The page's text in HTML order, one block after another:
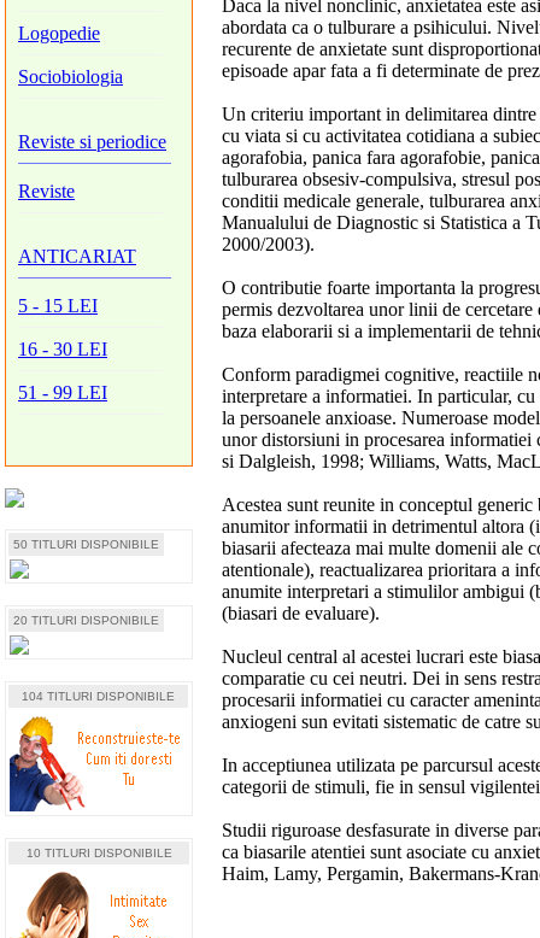
Logopedie
Sociobiologia
Reviste si periodice
Reviste
ANTICARIAT
5 - 15 LEI
16 - 30 LEI
51 - 99 LEI
50 TITLURI DISPONIBILE
20 TITLURI DISPONIBILE
104 TITLURI DISPONIBILE
10 TITLURI DISPONIBILE
Daca la nivel nonclinic, anxietatea este
abordata ca o tulburare a psihicului.
recurente de anxietate sunt
episoade apar fata a fi determinate de
Un criteriu important in delimitarea
cu viata si cu activitatea cotidiana a
agorafobia, panica fara agorafobie,
tulburarea obsesiv-compulsiva, stresul
conditii medicale generale, tulburarea
Manualului de Diagnostic si Statistica a
2000/2003).
O contributie foarte importanta la
permis dezvoltarea unor linii de
baza elaborarii si a implementarii de
Conform paradigmei cognitive, reactiile
interpretare a informatiei. In particular,
la persoanele anxioase. Numeroase
unor distorsiuni in procesarea informatiei
si Dalgleish, 1998; Williams, Watts,
Acestea sunt reunite in conceptul generic
anumitor informatii in detrimentul altora
biasarii afecteaza mai multe domenii ale
atentionale), reactualizarea prioritara a
anumite interpretari a stimulilor ambigui
(biasari de evaluare).
Nucleul central al acestei lucrari este
comparatie cu cei neutri. Dei in sens
procesarii informatiei cu caracter
anxiogeni sun evitati sistematic de catre
In acceptiunea utilizata pe parcursul
categorii de stimuli, fie in sensul
Studii riguroase desfasurate in diverse
ca biasarile atentiei sunt asociate cu
Haim, Lamy, Pergamin, Bakermans-